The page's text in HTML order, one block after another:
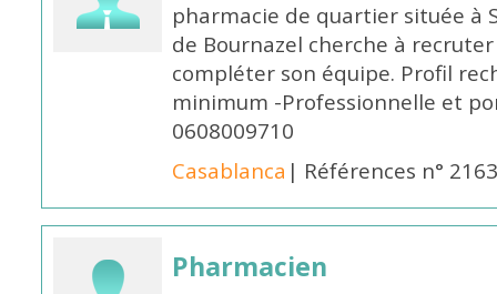
pharmacie de quartier située à
de Bournazel cherche à
compléter son équipe. Profil
minimum -Professionnelle et
0608009710
Casablanca | Références n°
Pharmacien